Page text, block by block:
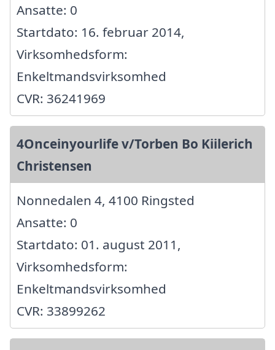
Ansatte: 0
Startdato: 16. februar 2014,
Virksomhedsform:
Enkeltmandsvirksomhed
CVR: 36241969
4Onceinyourlife v/Torben Bo Kiilerich
Christensen
Nonnedalen 4, 4100 Ringsted
Ansatte: 0
Startdato: 01. august 2011,
Virksomhedsform:
Enkeltmandsvirksomhed
CVR: 33899262